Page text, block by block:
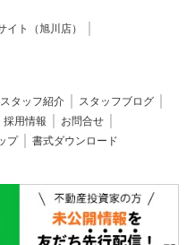
イト（旭川店）
スタッフ紹介
スタッフブログ
採用情報
お問合せ
プ 書式ダウンロード